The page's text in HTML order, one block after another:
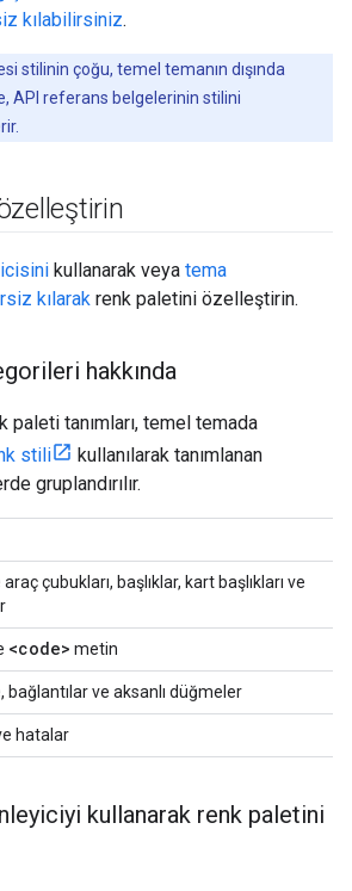
kılabilirsiniz.
stilinin çoğu, temel temanın dışında
API referans belgelerinin stilini
kullanarak veya tema
kılarak renk paletini özelleştirin.
hakkında
paleti tanımları, temel temada
stili
kullanılarak tanımlanan
gruplandırılır.
çubukları, başlıklar, kart başlıkları ve
<code> metin
bağlantılar ve aksanlı düğmeler
hatalar
kullanarak renk paletini